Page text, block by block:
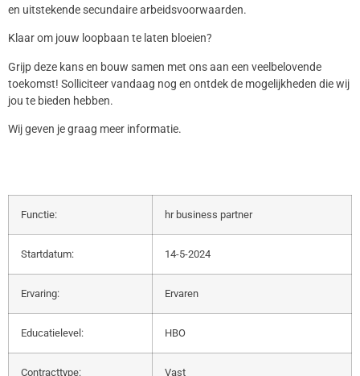
en uitstekende secundaire arbeidsvoorwaarden.
Klaar om jouw loopbaan te laten bloeien?
Grijp deze kans en bouw samen met ons aan een veelbelovende
toekomst! Solliciteer vandaag nog en ontdek de mogelijkheden die wij
jou te bieden hebben.
Wij geven je graag meer informatie.
Functie: hr business partner
Startdatum: 14-5-2024
Ervaring: Ervaren
Educatielevel: HBO
Contracttype: Vast